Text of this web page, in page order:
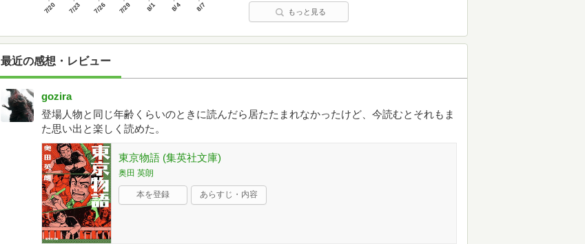
7/20 7/23 7/26 7/29 8/1 8/4 8/7 もっと見る
最近の感想・レビュー
gozira
登場人物と同じ年齢くらいのときに読んだら居たたまれなかったけど、今読むとそれもま
た思い出と楽しく読めた。
東京物語 (集英社文庫)
奥田 英朗
本を登録 あらすじ・内容